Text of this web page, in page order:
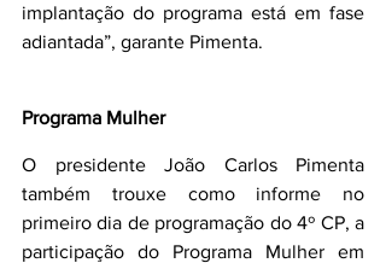
implantação do programa está em fase
adiantada”, garante Pimenta.
Programa Mulher
O presidente João Carlos Pimenta
também trouxe como informe no
primeiro dia de programação do 4º CP, a
participação do Programa Mulher em